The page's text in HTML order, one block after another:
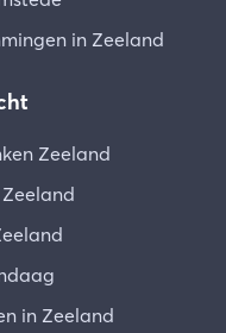
in Zeeland
Zeeland
in Zeeland